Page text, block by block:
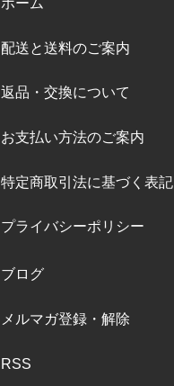
ホーム
配送と送料のご案内
返品・交換について
お支払い方法のご案内
特定商取引法に基づく表記
プライバシーポリシー
ブログ
メルマガ登録・解除
RSS